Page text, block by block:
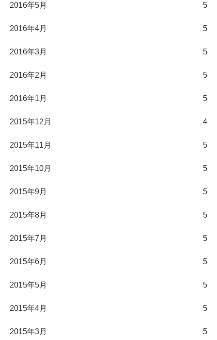
2016年5月 5
2016年4月 5
2016年3月 5
2016年2月 5
2016年1月 5
2015年12月 4
2015年11月 5
2015年10月 5
2015年9月 5
2015年8月 5
2015年7月 5
2015年6月 5
2015年5月 5
2015年4月 5
2015年3月 5